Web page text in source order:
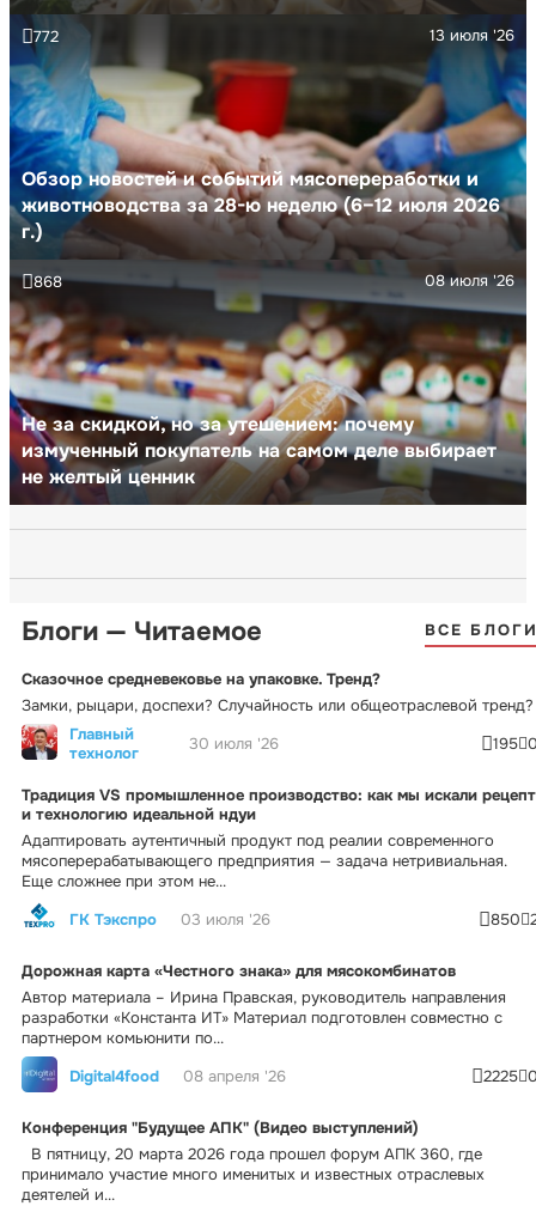
Обзор новостей и событий мясопереработки и
животноводства за 28-ю неделю (6–12 июля 2026
г.)
13 июля '26
772
Не за скидкой, но за утешением: почему
измученный покупатель на самом деле выбирает
не желтый ценник
08 июля '26
868
Блоги — Читаемое ВСЕ
Сказочное средневековье на упаковке. Тренд?
Замки, рыцари, доспехи? Случайность или общеотраслевой тренд?
Главный
технолог
30 июля '26 195
Традиция VS промышленное производство: как мы искали рецепт
и технологию идеальной ндуи
Адаптировать аутентичный продукт под реалии современного
мясоперерабатывающего предприятия — задача нетривиальная.
Еще сложнее при этом не...
ГК Тэкспро
03 июля '26 850
Дорожная карта «Честного знака» для мясокомбинатов
Автор материала – Ирина Правская, руководитель направления
разработки «Константа ИТ» Материал подготовлен совместно с
партнером комьюнити по...
Digital4food
08 апреля '26 2225
Конференция "Будущее АПК" (Видео выступлений)
В пятницу, 20 марта 2026 года прошел форум АПК 360, где
принимало участие много именитых и известных отраслевых
деятелей и...